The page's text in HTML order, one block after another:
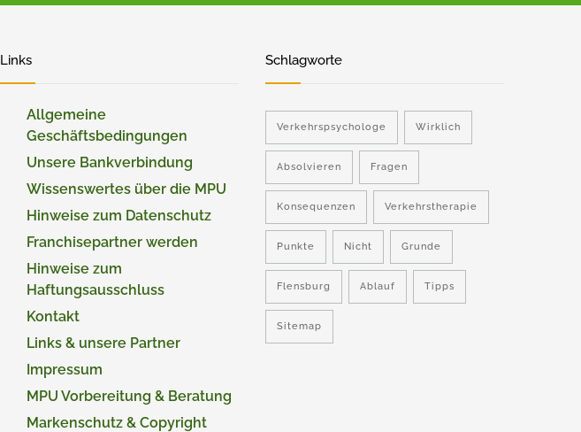
Links
Allgemeine
Geschäftsbedingungen
Unsere Bankverbindung
Wissenswertes über die MPU
Hinweise zum Datenschutz
Franchisepartner werden
Hinweise zum
Haftungsausschluss
Kontakt
Links & unsere Partner
Impressum
MPU Vorbereitung & Beratung
Markenschutz & Copyright
Schlagworte
Verkehrspsychologe Wirklich
Absolvieren Fragen
Konsequenzen Verkehrstherapie
Punkte Nicht Grunde
Flensburg Ablauf Tipps
Sitemap